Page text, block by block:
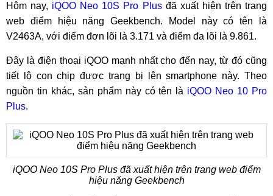
Hôm nay, iQOO Neo 10S Pro Plusđã xuất hiện trên trang
web điểm hiệu năng Geekbench. Model này có tên là
V2463A, với điểm đơn lõi là 3.171 và điểm đa lõi là 9.861.
Đây là điện thoại iQOO mạnh nhất cho đến nay, từ đó cũng
tiết lộ con chip được trang bị lên smartphone này. Theo
nguồn tin khác, sản phẩm này có tên là iQOO Neo 10 Pro
Plus.
iQOO Neo 10S Pro Plus đã xuất hiện trên trang web điểm
hiệu năng Geekbench